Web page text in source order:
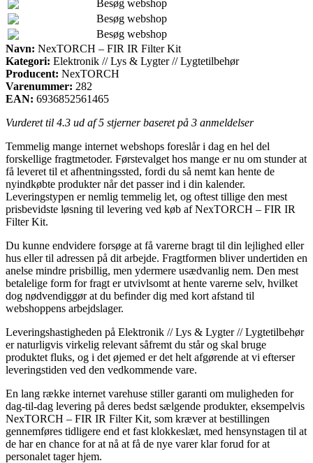
Besøg webshop
Besøg webshop
Besøg webshop
Navn: NexTORCH – FIR IR Filter Kit
Kategori: Elektronik // Lys & Lygter // Lygtetilbehør
Producent: NexTORCH
Varenummer: 282
EAN: 6936852561465
Vurderet til 4.3 ud af 5 stjerner baseret på 3 anmeldelser
Temmelig mange internet webshops foreslår i dag en hel del
forskellige fragtmetoder. Førstevalget hos mange er nu om stunder at
få leveret til et afhentningssted, fordi du så nemt kan hente de
nyindkøbte produkter når det passer ind i din kalender.
Leveringstypen er nemlig temmelig let, og oftest tillige den mest
prisbevidste løsning til levering ved køb af NexTORCH – FIR IR
Filter Kit.
Du kunne endvidere forsøge at få varerne bragt til din lejlighed eller
hus eller til adressen på dit arbejde. Fragtformen bliver undertiden en
anelse mindre prisbillig, men ydermere usædvanlig nem. Den mest
betalelige form for fragt er utvivlsomt at hente varerne selv, hvilket
dog nødvendiggør at du befinder dig med kort afstand til
webshoppens arbejdslager.
Leveringshastigheden på Elektronik // Lys & Lygter // Lygtetilbehør
er naturligvis virkelig relevant såfremt du står og skal bruge
produktet fluks, og i det øjemed er det helt afgørende at vi efterser
leveringstiden ved den vedkommende vare.
En lang række internet varehuse stiller garanti om muligheden for
dag-til-dag levering på deres bedst sælgende produkter, eksempelvis
NexTORCH – FIR IR Filter Kit, som kræver at bestillingen
gennemføres tidligere end et fast klokkeslæt, med hensynstagen til at
de har en chance for at nå at få de nye varer klar forud for at
personalet tager hjem.